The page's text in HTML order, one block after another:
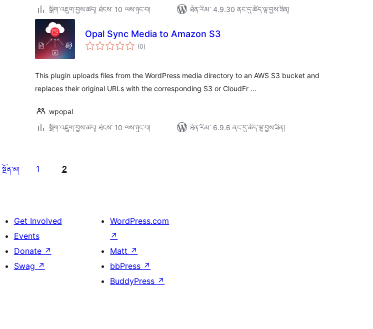
སྒྲིག་འཇུག་བྱས་ཚད། ཐེངས་ 10 ལས་ཉུང་བ།
ཐོན་རིམ་ 4.9.30 ནང་དུ་ཚོད་ལྟ་བྱས་ཟིན།
Opal Sync Media to Amazon S3
(0གདེང་
འཇོག་
)
This plugin uploads files from the WordPress media directory to an AWS S3 bucket and
replaces their original URLs with the corresponding S3 or CloudFr …
wpopal
སྒྲིག་འཇུག་བྱས་ཚད། ཐེངས་ 10 ལས་ཉུང་བ།
ཐོན་རིམ་ 6.9.6 ནང་དུ་ཚོད་ལྟ་བྱས་ཟིན།
སྔོན་མ། 1 2
Get Involved
Events
Donate ↗
Swag ↗
WordPress.com
↗
Matt ↗
bbPress ↗
BuddyPress ↗